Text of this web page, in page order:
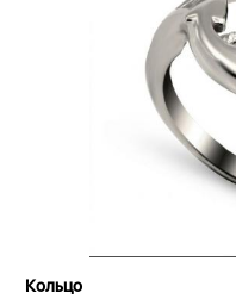
Кольцо